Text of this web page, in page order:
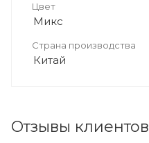
Цвет
Микс
Страна производства
Китай
Отзывы клиентов